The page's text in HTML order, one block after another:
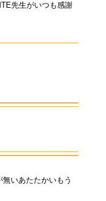
先生がいつも感謝
いあたたかいもう